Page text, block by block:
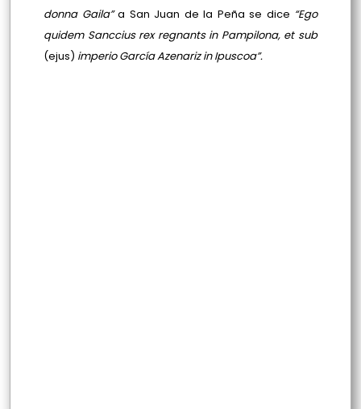
donna Gaila”a San Juan de la Peña se dice “Ego
quidem Sanccius rex regnants in Pampilona, et sub
(ejus) imperio García Azenariz in Ipuscoa”.